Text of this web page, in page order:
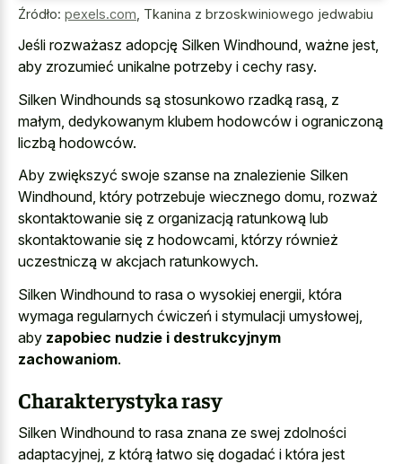
Źródło: pexels.com Tkanina z brzoskwiniowego jedwabiu
Jeśli rozważasz adopcję Silken Windhound, ważne jest,
aby zrozumieć unikalne potrzeby i cechy rasy.
Silken Windhounds są stosunkowo rzadką rasą, z
małym, dedykowanym klubem hodowców i ograniczoną
liczbą hodowców.
Aby zwiększyć swoje szanse na znalezienie Silken
Windhound, który potrzebuje wiecznego domu, rozważ
skontaktowanie się z organizacją ratunkową lub
skontaktowanie się z hodowcami, którzy również
uczestniczą w akcjach ratunkowych.
Silken Windhound to rasa o wysokiej energii, która
wymaga regularnych ćwiczeń i stymulacji umysłowej,
aby zapobiec nudzie i destrukcyjnym
zachowaniom.
Charakterystyka rasy
Silken Windhound to rasa znana ze swej zdolności
adaptacyjnej, z którą łatwo się dogadać i która jest